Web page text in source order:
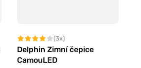
(3x)
Delphin Zimní čepice
CamouLED